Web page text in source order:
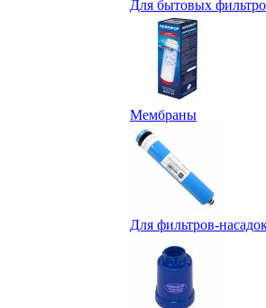
Для бытовых
Мембраны
Для фильтров-